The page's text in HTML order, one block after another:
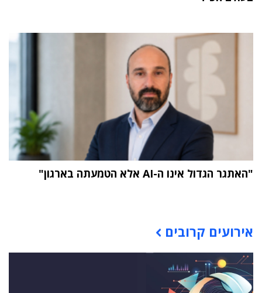
"האתגר הגדול אינו ה-AI אלא הטמעתה בארגון"
אירועים קרובים